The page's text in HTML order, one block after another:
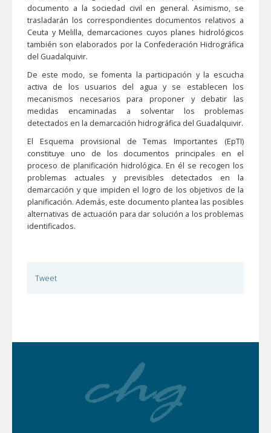
documento a la sociedad civil en general. Asimismo, se
trasladarán los correspondientes documentos relativos a
Ceuta y Melilla, demarcaciones cuyos planes hidrológicos
también son elaborados por la Confederación Hidrográfica
del Guadalquivir.
De este modo, se fomenta la participación y la escucha
activa de los usuarios del agua y se establecen los
mecanismos necesarios para proponer y debatir las
medidas encaminadas a solventar los problemas
detectados en la demarcación hidrográfica del Guadalquivir.
El Esquema provisional de Temas Importantes (EpTI)
constituye uno de los documentos principales en el
proceso de planificación hidrológica. En él se recogen los
problemas actuales y previsibles detectados en la
demarcación y que impiden el logro de los objetivos de la
planificación. Además, este documento plantea las posibles
alternativas de actuación para dar solución a los problemas
identificados.
Tweet